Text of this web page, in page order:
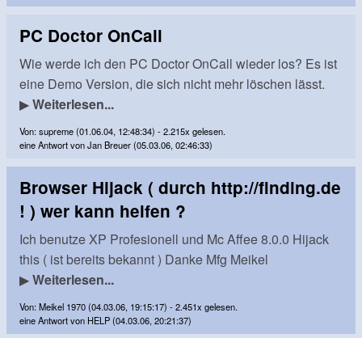
PC Doctor OnCall
Wie werde ich den PC Doctor OnCall wieder los? Es ist
eine Demo Version, die sich nicht mehr löschen lässt.
▶Weiterlesen...
Von: supreme (01.06.04, 12:48:34) - 2.215x gelesen.
eine Antwort von Jan Breuer (05.03.06, 02:46:33)
Browser Hijack ( durch http://finding.de
! ) wer kann helfen ?
Ich benutze XP Profesionell und Mc Affee 8.0.0 Hijack
this ( ist bereits bekannt ) Danke Mfg Meikel
▶Weiterlesen...
Von: Meikel 1970 (04.03.06, 19:15:17) - 2.451x gelesen.
eine Antwort von HELP (04.03.06, 20:21:37)